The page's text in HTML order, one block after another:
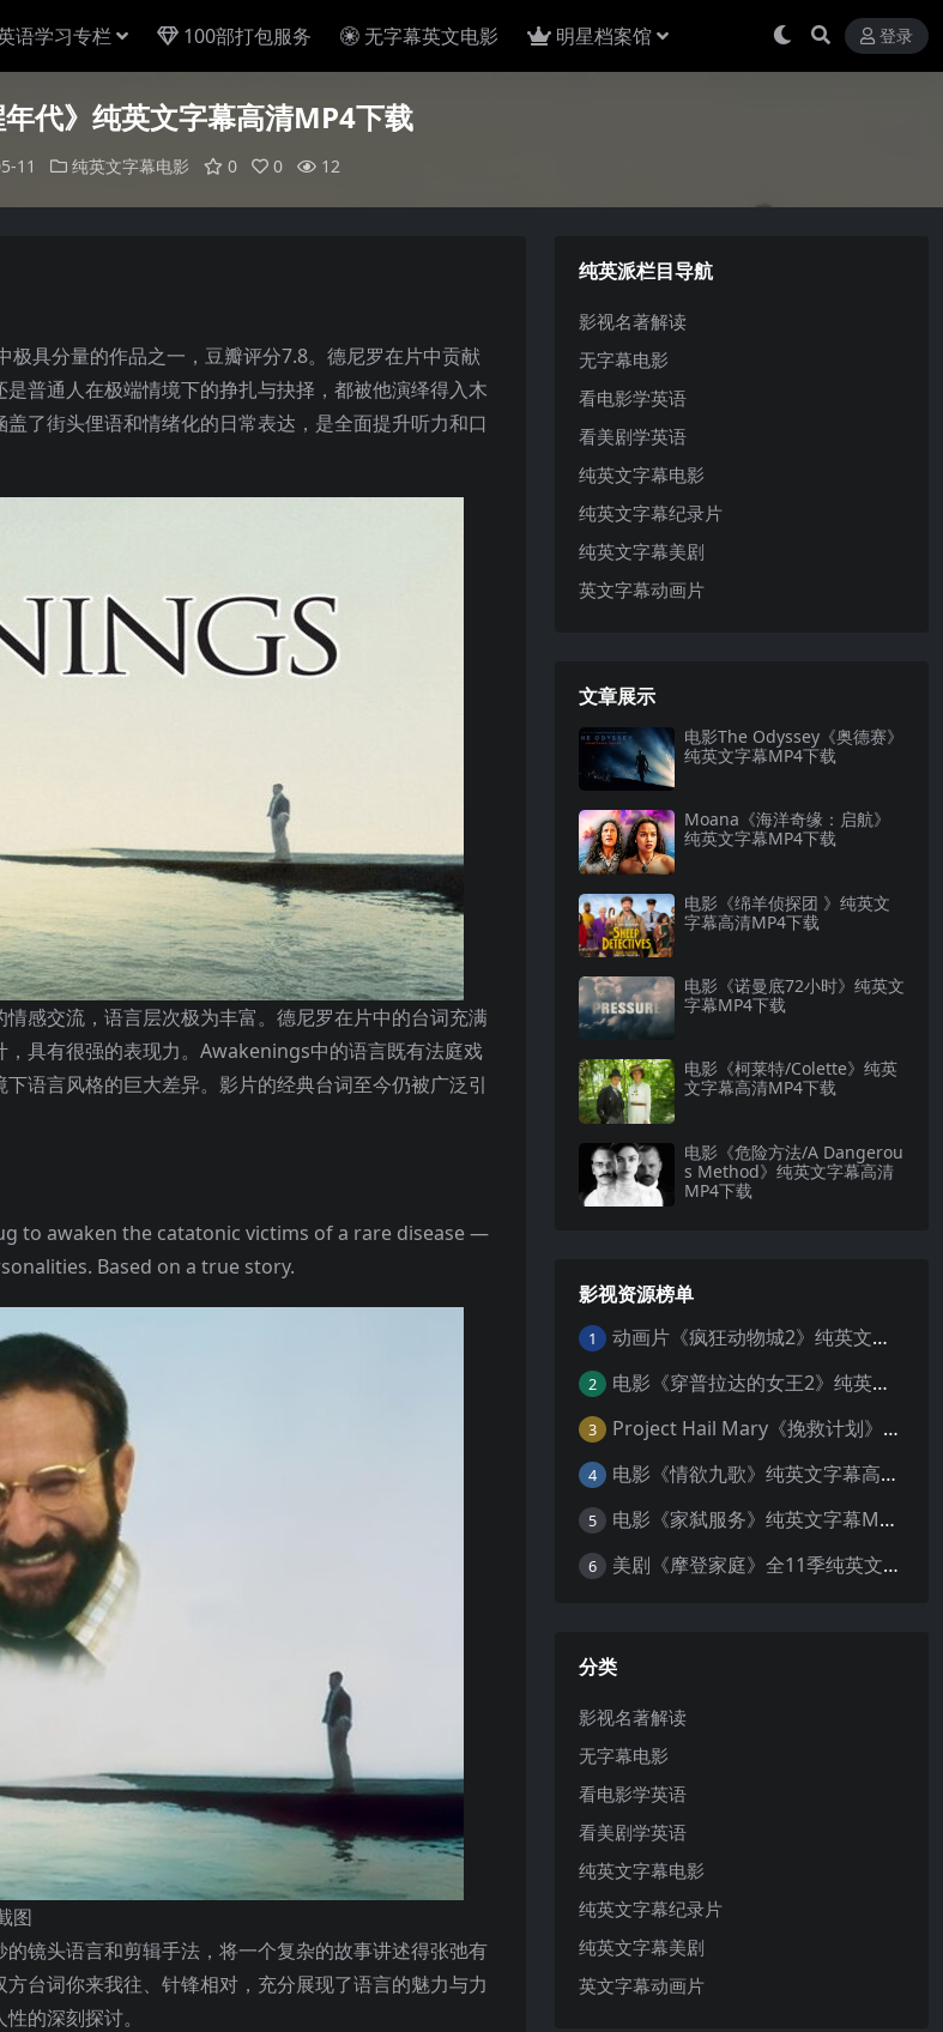
语学习专栏 100部打包服务 无字幕英文电影 明星档案馆 登录
代》纯英文字幕高清MP4下载
11 纯英文字幕电影 0 0 12
具分量的作品之一，豆瓣评分7.8。德尼罗在片中贡献
普通人在极端情境下的挣扎与抉择，都被他演绎得入木
了街头俚语和情绪化的日常表达，是全面提升听力和口
感交流，语言层次极为丰富。德尼罗在片中的台词充满
具有很强的表现力。Awakenings中的语言既有法庭戏
语言风格的巨大差异。影片的经典台词至今仍被广泛引
to awaken the catatonic victims of a rare disease —
Based on a true story.
图
镜头语言和剪辑手法，将一个复杂的故事讲述得张弛有
台词你来我往、针锋相对，充分展现了语言的魅力与力
的深刻探讨。
纯英派栏目导航
影视名著解读
无字幕电影
看电影学英语
看美剧学英语
纯英文字幕电影
纯英文字幕纪录片
纯英文字幕美剧
英文字幕动画片
文章展示
电影The Odyssey《奥德赛》
纯英文字幕MP4下载
Moana《海洋奇缘：启航》
纯英文字幕MP4下载
电影《绵羊侦探团 》纯英文
字幕高清MP4下载
电影《诺曼底72小时》纯英文
字幕MP4下载
电影《柯莱特/Colette》纯英
文字幕高清MP4下载
电影《危险方法/A Dangerou
s Method》纯英文字幕高清
MP4下载
影视资源榜单
1 动画片《疯狂动物城2》纯英文字幕MP4下载
2 电影《穿普拉达的女王2》纯英文字幕MP4下载
3 Project Hail Mary《挽救计划》纯英文字幕科幻电影MP4下载
4 电影《情欲九歌》纯英文字幕高清MP4下载
5 电影《家弑服务》纯英文字幕MP4下载
6 美剧《摩登家庭》全11季纯英文字幕高清MP4下载
分类
影视名著解读
无字幕电影
看电影学英语
看美剧学英语
纯英文字幕电影
纯英文字幕纪录片
纯英文字幕美剧
英文字幕动画片